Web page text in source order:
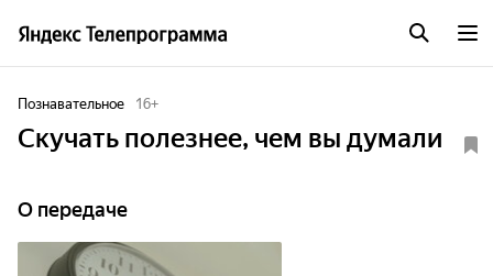
Познавательное 16+
Скучать полезнее, чем вы думали
О передаче